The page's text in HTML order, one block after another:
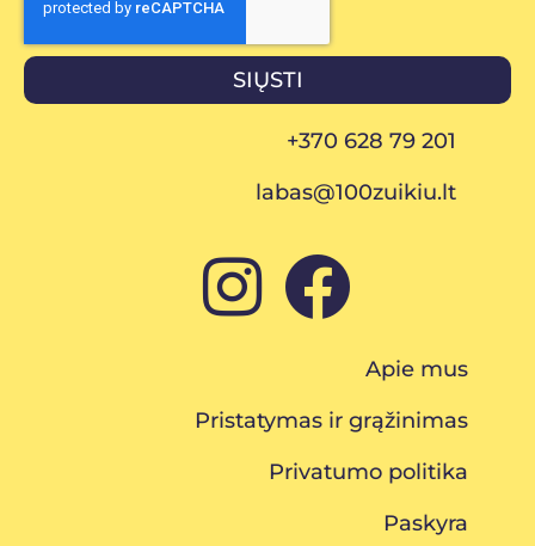
SIŲSTI
+370 628 79 201
labas@100zuikiu.lt
Apie mus
Pristatymas ir grąžinimas
Privatumo politika
Paskyra